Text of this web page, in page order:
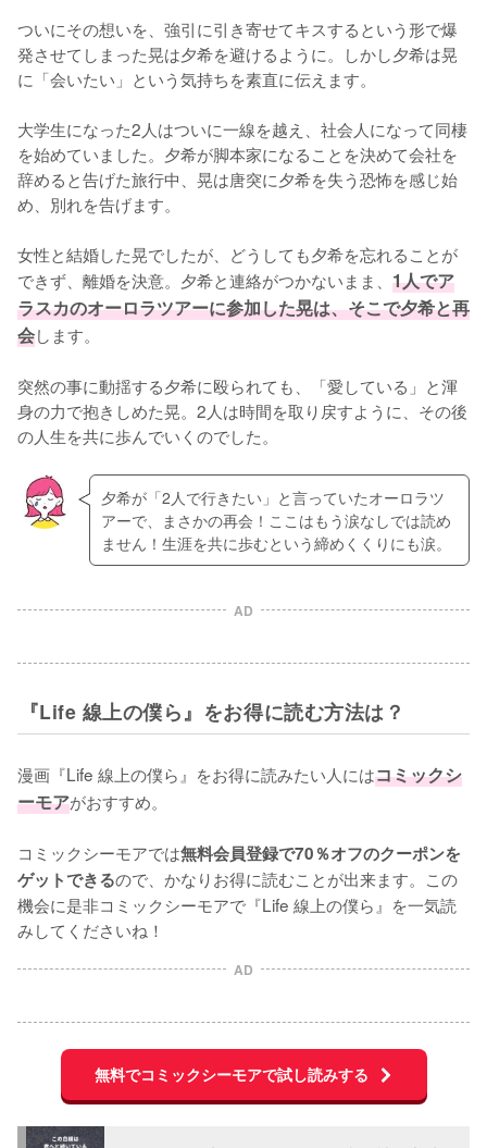
ついにその想いを、強引に引き寄せてキスするという形で爆
発させてしまった晃は夕希を避けるように。しかし夕希は晃
に「会いたい」という気持ちを素直に伝えます。
大学生になった2人はついに一線を越え、社会人になって同棲
を始めていました。夕希が脚本家になることを決めて会社を
辞めると告げた旅行中、晃は唐突に夕希を失う恐怖を感じ始
め、別れを告げます。
女性と結婚した晃でしたが、どうしても夕希を忘れることが
できず、離婚を決意。夕希と連絡がつかないまま、 1人でア
ラスカのオーロラツアーに参加した晃は、そこで夕希と再
会します。
突然の事に動揺する夕希に殴られても、「愛している」と渾
身の力で抱きしめた晃。2人は時間を取り戻すように、その後
の人生を共に歩んでいくのでした。
夕希が「2人で行きたい」と言っていたオーロラツ
アーで、まさかの再会！ここはもう涙なしでは読め
ません！生涯を共に歩むという締めくくりにも涙。
AD
『Life 線上の僕ら』をお得に読む方法は？
漫画『Life 線上の僕ら』をお得に読みたい人にはコミックシ
ーモアがおすすめ。
コミックシーモアでは無料会員登録で70％オフのクーポンを
ゲットできるので、かなりお得に読むことが出来ます。この
機会に是非コミックシーモアで『Life 線上の僕ら』を一気読
みしてくださいね！
AD
無料でコミックシーモアで試し読みする